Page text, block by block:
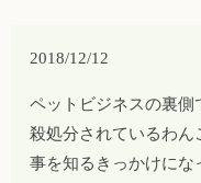
2018/12/12
ペットビジネスの裏側
殺処分されているわん
事を知るきっかけにな